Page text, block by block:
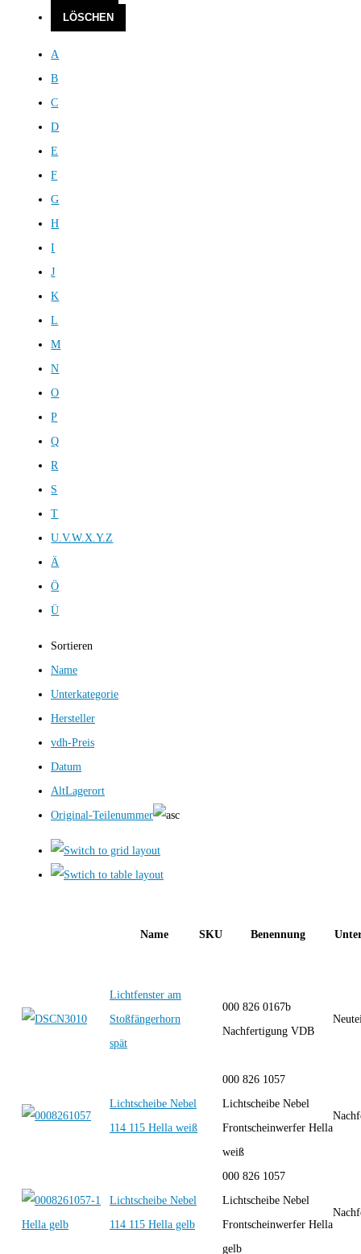
A
B
C
D
E
F
G
H
I
J
K
L
M
N
O
P
Q
R
S
T
U.V.W.X.Y.Z
Ä
Ö
Ü
Sortieren
Name
Unterkategorie
Hersteller
vdh-Preis
Datum
AltLagerort
Original-Teilenummer
Name SKU Benennung
Lichtfenster am
Stoßfängerhorn
spät
000 826 0167b
Nachfertigung VDB
Lichtscheibe Nebel
114 115 Hella weiß
000 826 1057
Lichtscheibe Nebel
Frontscheinwerfer Hella
weiß
Lichtscheibe Nebel
114 115 Hella gelb
000 826 1057
Lichtscheibe Nebel
Frontscheinwerfer Hella
gelb